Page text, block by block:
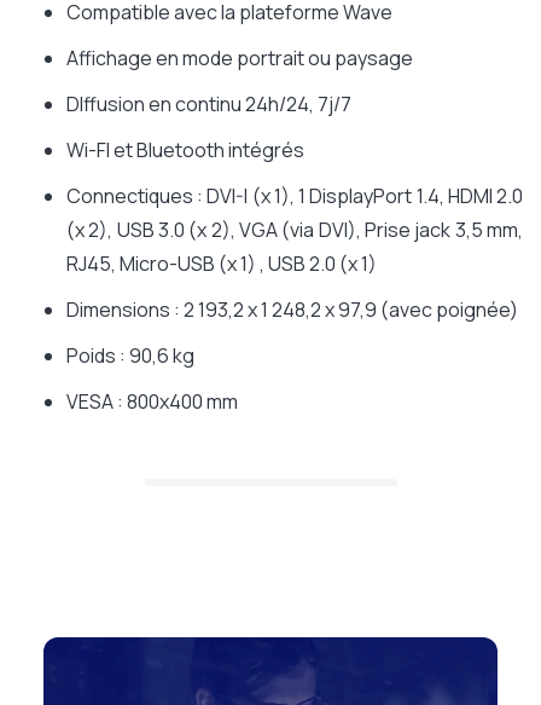
Compatible avec la plateforme Wave
Affichage en mode portrait ou paysage
DIffusion en continu 24h/24, 7j/7
Wi-FI et Bluetooth intégrés
Connectiques : DVI-I (x 1), 1 DisplayPort 1.4, HDMI 2.0
(x 2), USB 3.0 (x 2), VGA (via DVI), Prise jack 3,5 mm,
RJ45, Micro-USB (x 1) , USB 2.0 (x 1)
Dimensions : 2 193,2 x 1 248,2 x 97,9 (avec poignée)
Poids : 90,6 kg
VESA : 800x400 mm